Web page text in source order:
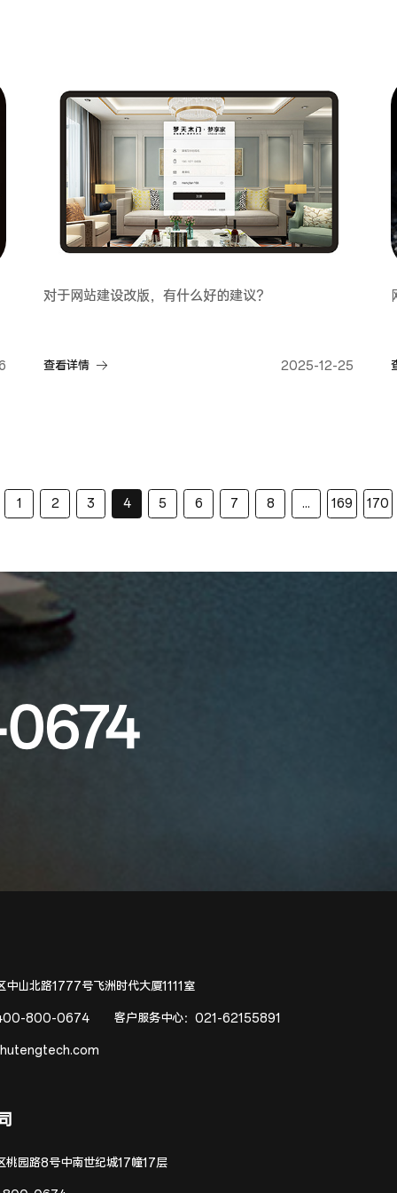
对于网站建设改版，有什么好的建议？
查看详情 2025-12-25
1 2 3 4 5 6 7 8 ... 169 170
中山北路1777号飞洲时代大厦1111室
800-0674 客户服务中心：021-62155891
桃园路8号中南世纪城17幢17层